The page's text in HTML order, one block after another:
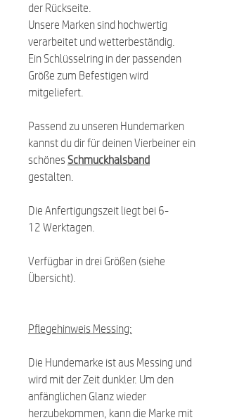
der Rückseite.
Unsere Marken sind hochwertig
verarbeitet und wetterbeständig.
Ein Schlüsselring in der passenden
Größe zum Befestigen wird
mitgeliefert.
Passend zu unseren Hundemarken
kannst du dir für deinen Vierbeiner ein
schönesSchmuckhalsband
gestalten.
Die Anfertigungszeit liegt bei 6-
12 Werktagen.
Verfügbar in drei Größen (siehe
Übersicht).
Pflegehinweis Messing:
Die Hundemarke ist aus Messing und
wird mit der Zeit dunkler. Um den
anfänglichen Glanz wieder
herzubekommen, kann die Marke mit